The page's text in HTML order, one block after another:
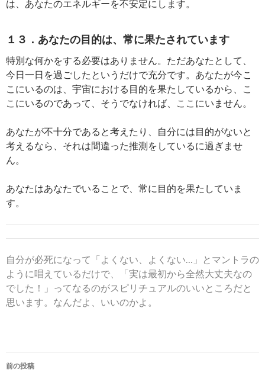
は、あなたのエネルギーを不安定にします。
１３．あなたの目的は、常に果たされています
特別な何かをする必要はありません。ただあなたとして、
今日一日を過ごしたというだけで充分です。あなたが今こ
こにいるのは、宇宙における目的を果たしているから、こ
こにいるのであって、そうでなければ、ここにいません。
あなたが不十分であると考えたり、自分には目的がないと
考えるなら、それは間違った推測をしているに過ぎませ
ん。
あなたはあなたでいることで、常に目的を果たしていま
す。
自分が必死になって「よくない、よくない…」とマントラの
ように唱えているだけで、「実は最初から全然大丈夫なの
でした！」ってなるのがスピリチュアルのいいところだと
思います。なんだよ、いいのかよ。
投
前の投稿